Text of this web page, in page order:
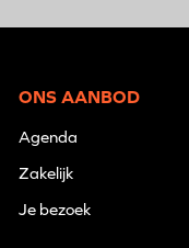
ONS AANBOD
Agenda
Zakelijk
Je bezoek